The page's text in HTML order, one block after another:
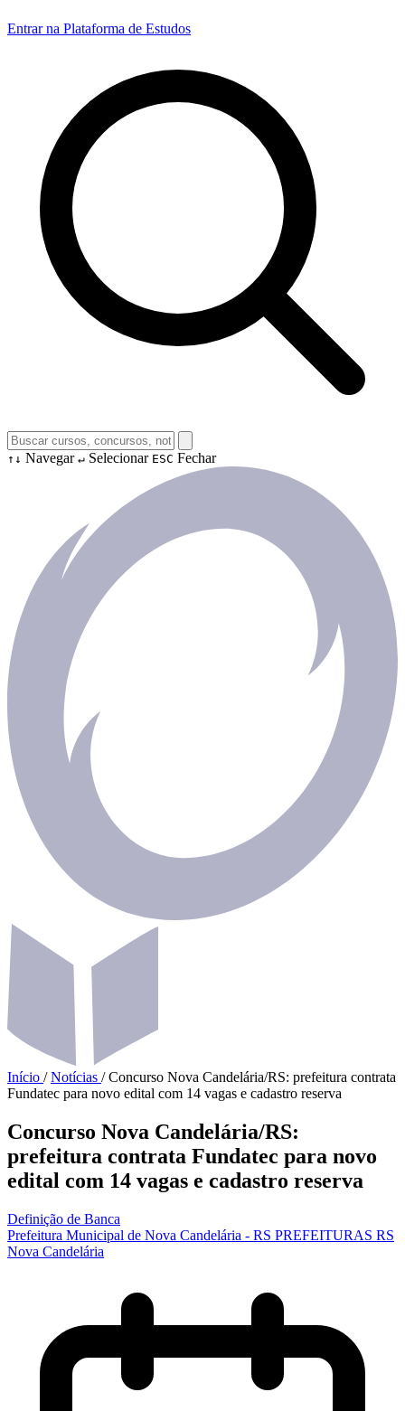
Entrar na Plataforma de Estudos
↑↓ Navegar ↵ Selecionar ESC Fechar
Início / Notícias / Concurso Nova Candelária/RS: prefeitura contrata
Fundatec para novo edital com 14 vagas e cadastro reserva
Concurso Nova Candelária/RS:
prefeitura contrata Fundatec para novo
edital com 14 vagas e cadastro reserva
Definição de Banca
Prefeitura Municipal de Nova Candelária - RS PREFEITURAS RS
Nova Candelária